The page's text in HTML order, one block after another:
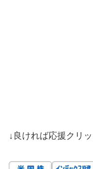
↓良ければ応援クリ